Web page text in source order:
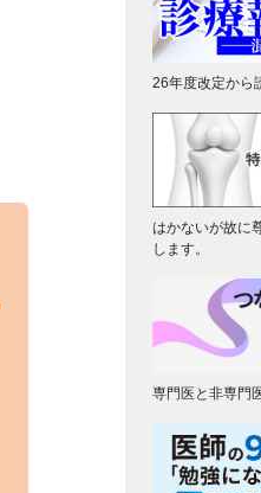
26年度改定から
はかないが故に
します。
専門医と非専門